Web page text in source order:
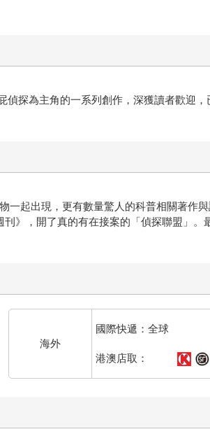
為主角的一系列創作，深獲讀者歡迎，
起出現，更有數量驚人的科普相關著作
》，開了真的有在接案的「偵探聯盟」
海外
國際快遞：全球
港澳店取：